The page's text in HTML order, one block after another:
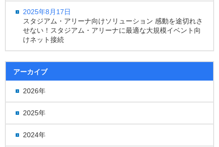
2025年8月17日
スタジアム・アリーナ向けソリューション 感動を途切れさ
せない！スタジアム・アリーナに最適な大規模イベント向
けネット接続
アーカイブ
2026年
2025年
2024年